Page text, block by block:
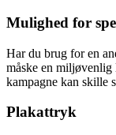
Mulighed for
Har du brug for en
måske en
kampagne kan skille
Plakattryk